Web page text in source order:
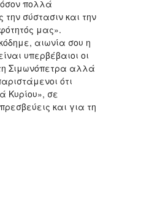
πολλά
την σύστασιν και την
μας».
αιωνία σου η
υπερβέβαιοι οι
Σιμωνόπετρα αλλά
ότι
Κυρίου», σε
και για τη